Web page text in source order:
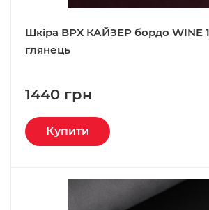
Шкіра ВРХ КАЙЗЕР бордо WINE
глянець
1440 грн
Купити